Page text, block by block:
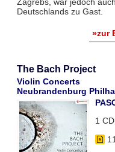
Deutschlands zu Gast.
»zur
The Bach Project
Violin Concerts
Neubrandenburg
1